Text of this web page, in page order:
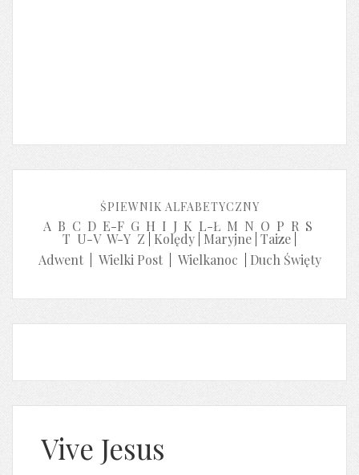
ŚPIEWNIK ALFABETYCZNY
A B C D E-F G H I J K L-Ł M N O P R S
T U-V W-Y Z Kolędy Maryjne Taize
Adwent| Wielki Post| Wielkanoc Duch Święty
Vive Jesus